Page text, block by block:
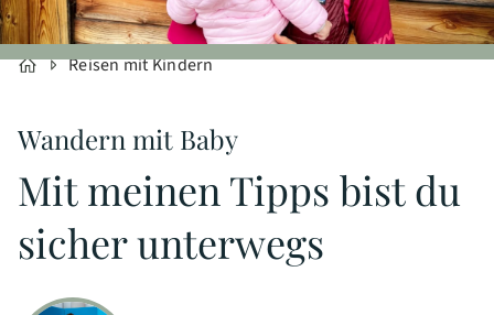
Reisen mit Kindern
Wandern mit Baby
Mit meinen Tipps bist du
sicher unterwegs